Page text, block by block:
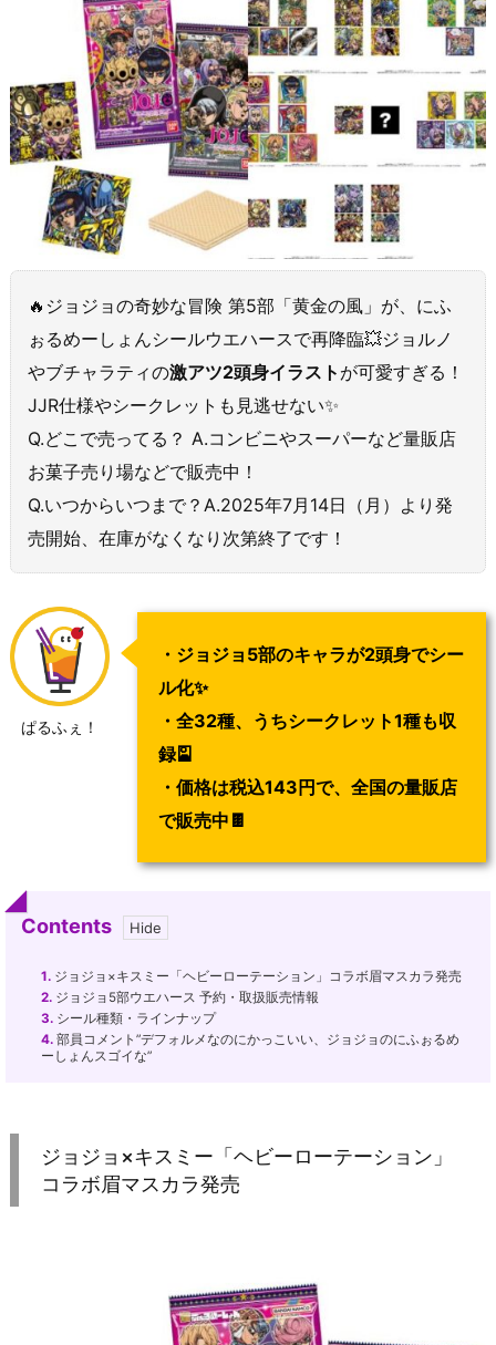
🔥ジョジョの奇妙な冒険 第5部「黄金の風」が、にふ
ぉるめーしょんシールウエハースで再降臨💥ジョルノ
やブチャラティの激アツ2頭身イラスト が可愛すぎる！
JJR仕様やシークレットも見逃せない✨
Q.どこで売ってる？ A.コンビニやスーパーなど量販店
お菓子売り場などで販売中！
Q.いつからいつまで？A.2025年7月14日（月）より発
売開始、在庫がなくなり次第終了です！
ぱるふぇ！
・ジョジョ5部のキャラが2頭身でシー
ル化✨
・全32種、うちシークレット1種も収
録🎴
・価格は税込143円で、全国の量販店
で販売中🍫
Contents
1. ジョジョ×キスミー「ヘビーローテーション」コラボ眉マスカラ発売
2. ジョジョ5部ウエハース 予約・取扱販売情報
3. シール種類・ラインナップ
4. 部員コメント”デフォルメなのにかっこいい、ジョジョのにふぉるめ
ーしょんスゴイな”
ジョジョ×キスミー「ヘビーローテーション」
コラボ眉マスカラ発売